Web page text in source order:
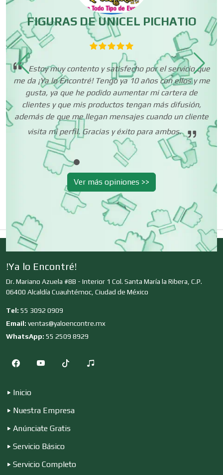
Centros de Espectáculos
Centros de Nutrición
Centros Turísticos
Cerrajerías
Cibercafés
Clínicas de Belleza
Clínicas de Rehabilitación
Clínicas y Hospitales
Compresores de aire
Computadoras
FIGURAS DE UNICEL PICHATIO
Estoy muy contento y satisfecho por el servicio que
me da ¡Ya lo Encontré! Tengo ya 10 años con ellos y me
gusta, ya que he podido aumentar mi cartera de
clientes y que mis productos tengan más difusión,
además de que me llegan mensajes cuando un cliente
visita mi perfil. Gracias y éxito para ambos.
Ver más opiniones >>
!Ya lo Encontré!
Dr. Mariano Azuela #8B - Interior 1 Col. Santa María la Ribera, C.P.
06400 Alcaldía Cuauhtémoc, Ciudad de México
Tel: 55 3092 0909
Email: ventas@yaloencontre.mx
WhatsApp: 55 2509 8929
Inicio
Nuestra Empresa
Anúnciate Gratis
Servicio Básico
Servicio Completo